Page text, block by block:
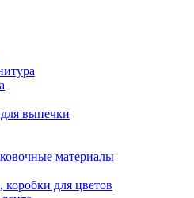
выпечки
материалы
для цветов